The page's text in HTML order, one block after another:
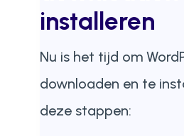
installeren
Nu is het tijd om
downloaden en te
deze stappen: